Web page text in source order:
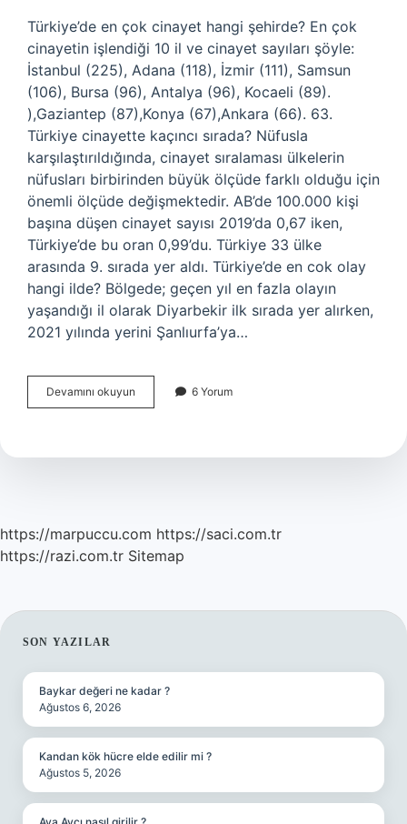
Türkiye’de en çok cinayet hangi şehirde? En çok
cinayetin işlendiği 10 il ve cinayet sayıları şöyle:
İstanbul (225), Adana (118), İzmir (111), Samsun
(106), Bursa (96), Antalya (96), Kocaeli (89).
),Gaziantep (87),Konya (67),Ankara (66). 63.
Türkiye cinayette kaçıncı sırada? Nüfusla
karşılaştırıldığında, cinayet sıralaması ülkelerin
nüfusları birbirinden büyük ölçüde farklı olduğu için
önemli ölçüde değişmektedir. AB’de 100.000 kişi
başına düşen cinayet sayısı 2019’da 0,67 iken,
Türkiye’de bu oran 0,99’du. Türkiye 33 ülke
arasında 9. sırada yer aldı. Türkiye’de en cok olay
hangi ilde? Bölgede; geçen yıl en fazla olayın
yaşandığı il olarak Diyarbekir ilk sırada yer alırken,
2021 yılında yerini Şanlıurfa’ya…
Devamını okuyun
Cok
Ilde
6 Yorum
https://marpuccu.com https://saci.com.tr
https://razi.com.tr Sitemap
SIDEBAR
SON YAZILAR
Baykar değeri ne kadar ?
Ağustos 6, 2026
Kandan kök hücre elde edilir mi ?
Ağustos 5, 2026